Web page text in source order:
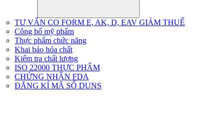
TƯ VẤN CO FORM E, AK, D, EAV GIẢM THUẾ
Công bố mỹ phẩm
Thực phẩm chức năng
Khai báo hóa chất
Kiểm tra chất lượng
ISO 22000 THỰC PHẨM
CHỨNG NHẬN FDA
ĐĂNG KÍ MÃ SỐ DUNS